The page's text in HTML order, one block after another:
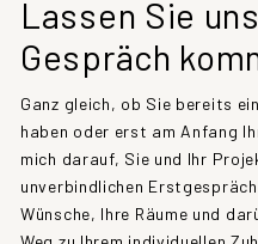
Lassen Sie
Gespräch
Ganz gleich, ob Sie bereits
haben oder erst am Anfang
mich darauf, Sie und Ihr
unverbindlichen
Wünsche, Ihre Räume und